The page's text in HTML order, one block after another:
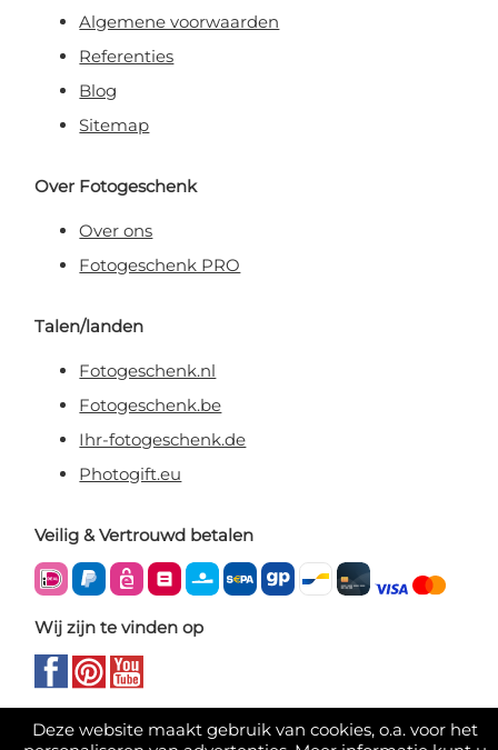
Deze website maakt gebruik van cookies, o.a. voor het
Algemene voorwaarden
Referenties
Blog
Sitemap
Over Fotogeschenk
Over ons
Fotogeschenk PRO
Talen/landen
Fotogeschenk.nl
Fotogeschenk.be
Ihr-fotogeschenk.de
Photogift.eu
Veilig & Vertrouwd betalen
Wij zijn te vinden op